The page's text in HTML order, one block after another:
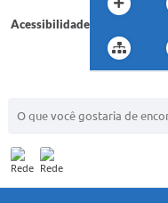
Acessibilidade